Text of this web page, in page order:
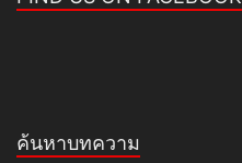
ค้นหาบทความ